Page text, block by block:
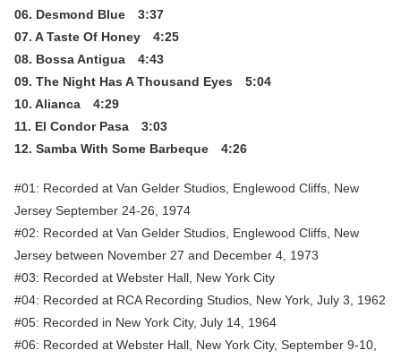
06. Desmond Blue 3:37
07. A Taste Of Honey 4:25
08. Bossa Antigua 4:43
09. The Night Has A Thousand Eyes 5:04
10. Alianca 4:29
11. El Condor Pasa 3:03
12. Samba With Some Barbeque 4:26
#01: Recorded at Van Gelder Studios, Englewood Cliffs, New
Jersey September 24-26, 1974
#02: Recorded at Van Gelder Studios, Englewood Cliffs, New
Jersey between November 27 and December 4, 1973
#03: Recorded at Webster Hall, New York City
#04: Recorded at RCA Recording Studios, New York, July 3, 1962
#05: Recorded in New York City, July 14, 1964
#06: Recorded at Webster Hall, New York City, September 9-10,